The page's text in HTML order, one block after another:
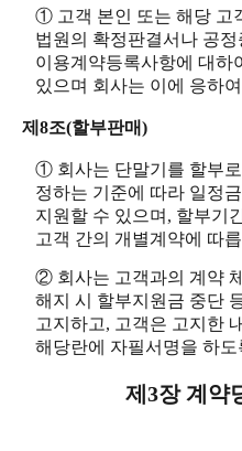
① 고객 본인 또는 해당 고
법원의 확정판결서나 공
이용계약등록사항에 대하
있으며 회사는 이에 응하
제8조(할부판매)
① 회사는 단말기를 할부
정하는 기준에 따라 일정
지원할 수 있으며, 할부기
고객 간의 개별계약에 따
② 회사는 고객과의 계약
해지 시 할부지원금 중단
고지하고, 고객은 고지한
해당란에 자필서명을 하도
제3장 계약